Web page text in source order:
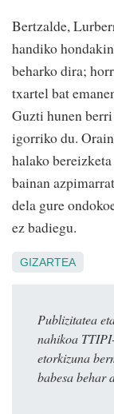
Bertzalde,
handiko
beharko dira;
txartel bat
Guzti hunen
igorriko du.
halako
bainan
dela gure
ez badiegu.
GIZARTEA
Publizitatea
nahikoa
etorkizuna
babesa behar